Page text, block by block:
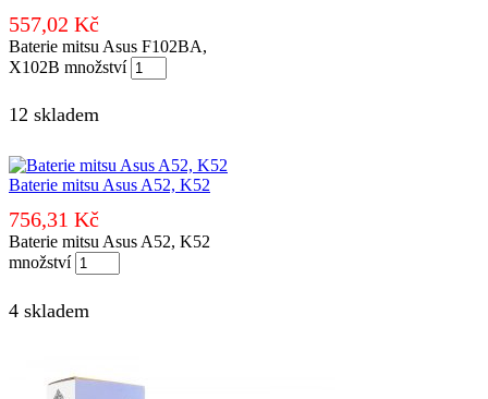
557,02 Kč
Baterie mitsu Asus F102BA,
X102B množství
12 skladem
Baterie mitsu Asus A52, K52
756,31 Kč
Baterie mitsu Asus A52, K52
množství
4 skladem